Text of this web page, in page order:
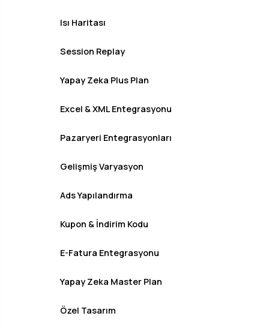
Isı Haritası
Session Replay
Yapay Zeka Plus Plan
Excel & XML Entegrasyonu
Pazaryeri Entegrasyonları
Gelişmiş Varyasyon
Ads Yapılandırma
Kupon & İndirim Kodu
E-Fatura Entegrasyonu
Yapay Zeka Master Plan
Özel Tasarım